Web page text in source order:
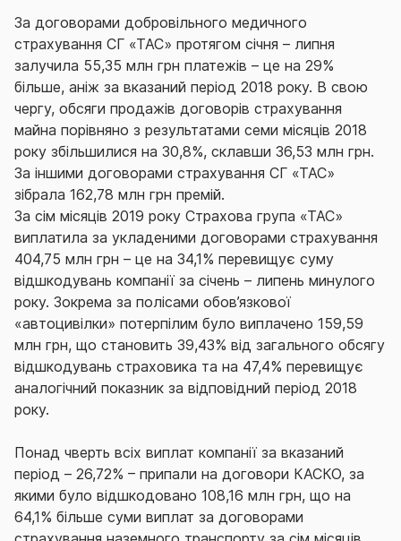
За договорами добровільного медичного
страхування СГ «ТАС» протягом січня – липня
залучила 55,35 млн грн платежів – це на 29%
більше, аніж за вказаний період 2018 року. В свою
чергу, обсяги продажів договорів страхування
майна порівняно з результатами семи місяців 2018
року збільшилися на 30,8%, склавши 36,53 млн грн.
За іншими договорами страхування СГ «ТАС»
зібрала 162,78 млн грн премій.
За сім місяців 2019 року Страхова група «ТАС»
виплатила за укладеними договорами страхування
404,75 млн грн – це на 34,1% перевищує суму
відшкодувань компанії за січень – липень минулого
року. Зокрема за полісами обов’язкової
«автоцивілки» потерпілим було виплачено 159,59
млн грн, що становить 39,43% від загального обсягу
відшкодувань страховика та на 47,4% перевищує
аналогічний показник за відповідний період 2018
року.
Понад чверть всіх виплат компанії за вказаний
період – 26,72% – припали на договори КАСКО, за
якими було відшкодовано 108,16 млн грн, що на
64,1% більше суми виплат за договорами